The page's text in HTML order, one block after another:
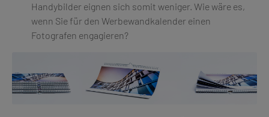
Handybilder eignen sich somit weniger. Wie wäre es,
wenn Sie für den Werbewandkalender einen
Fotografen engagieren?